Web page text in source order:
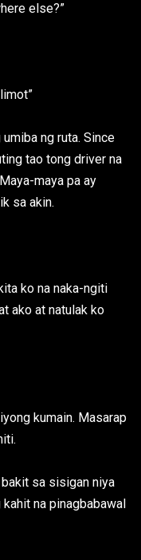
else?”
ng ruta. Since
tao tong driver na
maya pa ay
sa akin.
ko na naka-ngiti
ako at natulak ko
kumain. Masarap
sa sisigan niya
na pinagbabawal